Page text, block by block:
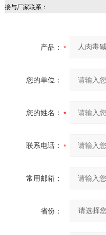
接与厂家联系：
产品：
您的单位：
您的姓名：
联系电话：
常用邮箱：
省份：